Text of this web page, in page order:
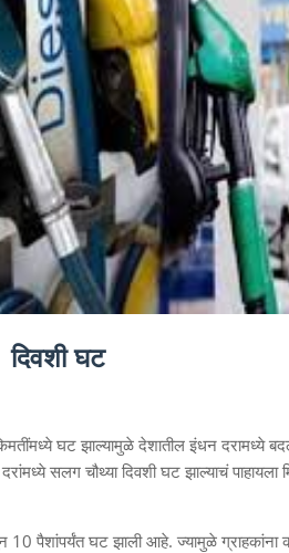
घट
घट झाल्यामुळे देशातील इंधन दरामध्ये
सलग चौथ्या दिवशी घट झाल्याचं
पैशांपर्यंत घट झाली आहे. ज्यामुळे ग्राहकांना